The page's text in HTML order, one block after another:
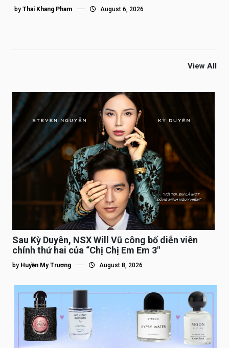
by Thai Khang Pham August 6, 2026
View All
Sau Kỳ Duyên, NSX Will Vũ công bố diễn viên
chính thứ hai của “Chị Chị Em Em 3″
by Huyền My Trương August 8, 2026